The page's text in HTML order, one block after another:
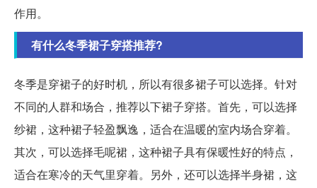
作用。
有什么冬季裙子穿搭推荐?
冬季是穿裙子的好时机，所以有很多裙子可以选择。针对
不同的人群和场合，推荐以下裙子穿搭。首先，可以选择
纱裙，这种裙子轻盈飘逸，适合在温暖的室内场合穿着。
其次，可以选择毛呢裙，这种裙子具有保暖性好的特点，
适合在寒冷的天气里穿着。另外，还可以选择半身裙，这